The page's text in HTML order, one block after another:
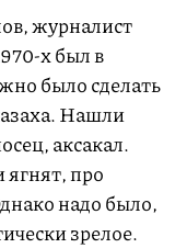
журналист
х был в
было сделать
Нашли
аксакал.
ягнят, про
надо было,
зрелое.